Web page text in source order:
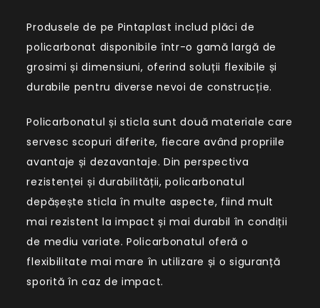
Produsele de pe Pintaplast includ plăci de
policarbonat disponibile într-o gamă largă de
grosimi și dimensiuni, oferind soluții flexibile și
durabile pentru diverse nevoi de construcție.
Policarbonatul și sticla sunt două materiale care
servesc scopuri diferite, fiecare având propriile
avantaje și dezavantaje. Din perspectiva
rezistenței și durabilității, policarbonatul
depășește sticla în multe aspecte, fiind mult
mai rezistent la impact și mai durabil în condiții
de mediu variate. Policarbonatul oferă o
flexibilitate mai mare în utilizare și o siguranță
sporită în caz de impact.